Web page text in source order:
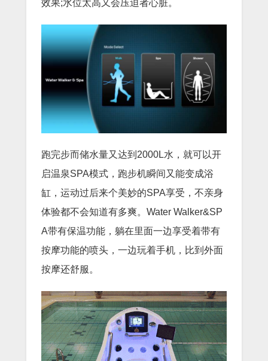
效果;水位太高又会压迫者心脏。
跑完步而储水量又达到2000L水，就可以开
启温泉SPA模式，跑步机瞬间又能变成浴
缸，运动过后来个美妙的SPA享受，不亲身
体验都不会知道有多爽。Water Walker&SP
A带有保温功能，躺在里面一边享受着带有
按摩功能的喷头，一边玩着手机，比到外面
按摩还舒服。